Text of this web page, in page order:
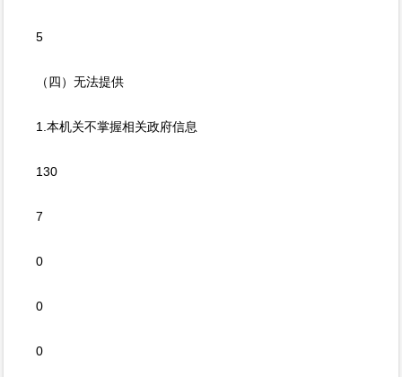
5
（四）无法提供
1.本机关不掌握相关政府信息
130
7
0
0
0